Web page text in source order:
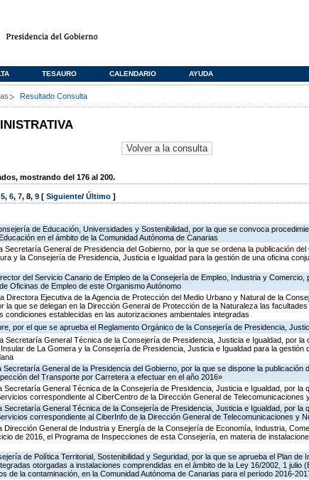
TESAURO CALENDARIO AYUDA
Resultado Consulta
mostrando del 176 al 200.
5, 6, 7, 8, 9 [ Siguiente/ Último ]
de Educación, Universidades y Sostenibilidad, por la que se convoca
en el ámbito de la Comunidad Autónoma de Canarias
Secretaría General de Presidencia del Gobierno, por la que se ordena la publicación
y la Consejería de Presidencia, Justicia e Igualdad para la gestión de una oficina
del Servicio Canario de Empleo de la Consejería de Empleo, Industria y Comercio,
Oficinas de Empleo de este Organismo Autónomo
Directora Ejecutiva de la Agencia de Protección del Medio Urbano y Natural de la
la que se delegan en la Dirección General de Protección de la Naturaleza las
condiciones establecidas en las autorizaciones ambientales integradas
por el que se aprueba el Reglamento Orgánico de la Consejería de Presidencia,
Secretaría General Técnica de la Consejería de Presidencia, Justicia e Igualdad, por la
de La Gomera y la Consejería de Presidencia, Justicia e Igualdad para la gestión
Secretaría General de la Presidencia del Gobierno, por la que se dispone la publicación
del Transporte por Carretera a efectuar en el año 2016»
Secretaría General Técnica de la Consejería de Presidencia, Justicia e Igualdad, por la
correspondiente al CiberCentro de la Dirección General de Telecomunicaciones
Secretaría General Técnica de la Consejería de Presidencia, Justicia e Igualdad, por la
correspondiente al CiberInfo de la Dirección General de Telecomunicaciones y
Dirección General de Industria y Energía de la Consejería de Economía, Industria,
de 2016, el Programa de Inspecciones de esta Consejería, en materia de
de Política Territorial, Sostenibilidad y Seguridad, por la que se aprueba el Plan de
otorgadas a instalaciones comprendidas en el ámbito de la Ley 16/2002, 1 julio
de la contaminación, en la Comunidad Autónoma de Canarias para el periodo 2016-